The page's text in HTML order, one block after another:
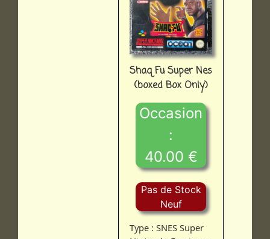
Shaq Fu Super Nes
(boxed Box Only)
Occasion
:
40.00 €
Pas de Stock
Neuf
Type : SNES Super